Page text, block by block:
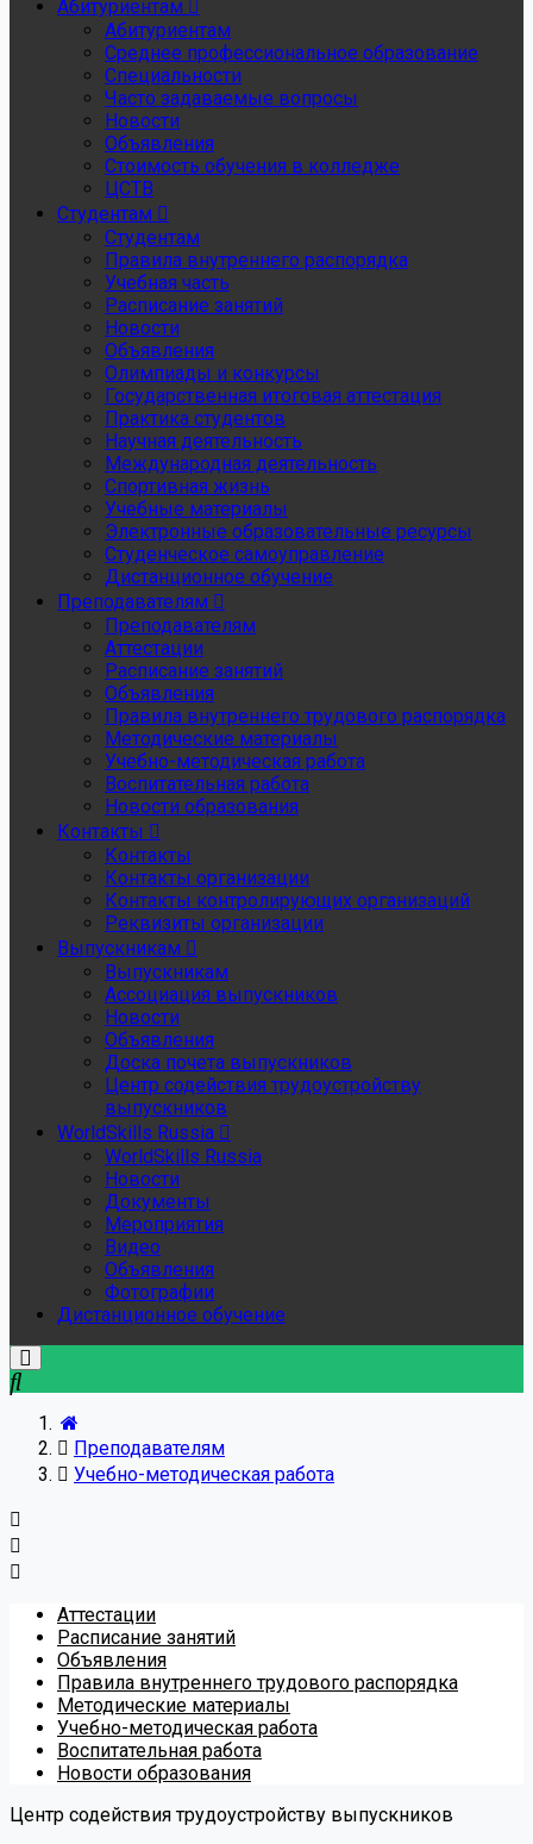
Абитуриентам
Абитуриентам
Среднее профессиональное образование
Специальности
Часто задаваемые вопросы
Новости
Объявления
Стоимость обучения в колледже
ЦСТВ
Студентам
Студентам
Правила внутреннего распорядка
Учебная часть
Расписание занятий
Новости
Объявления
Олимпиады и конкурсы
Государственная итоговая аттестация
Практика студентов
Научная деятельность
Международная деятельность
Спортивная жизнь
Учебные материалы
Электронные образовательные ресурсы
Студенческое самоуправление
Дистанционное обучение
Преподавателям
Преподавателям
Аттестации
Расписание занятий
Объявления
Правила внутреннего трудового распорядка
Методические материалы
Учебно-методическая работа
Воспитательная работа
Новости образования
Контакты
Контакты
Контакты организации
Контакты контролирующих организаций
Реквизиты организации
Выпускникам
Выпускникам
Ассоциация выпускников
Новости
Объявления
Доска почета выпускников
Центр содействия трудоустройству
выпускников
WorldSkills Russia
WorldSkills Russia
Новости
Документы
Мероприятия
Видео
Объявления
Фотографии
Дистанционное обучение
Преподавателям
Учебно-методическая работа
Аттестации
Расписание занятий
Объявления
Правила внутреннего трудового распорядка
Методические материалы
Учебно-методическая работа
Воспитательная работа
Новости образования
Центр содействия трудоустройству выпускников